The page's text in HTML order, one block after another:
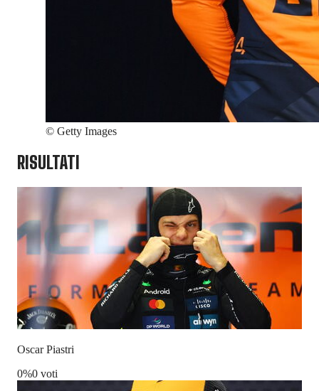
© Getty Images
RISULTATI
Oscar Piastri
0%0 voti